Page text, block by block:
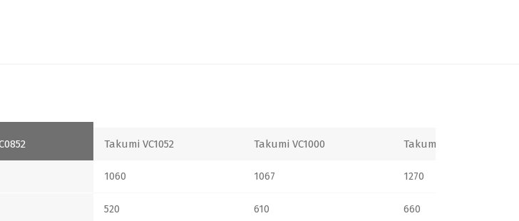
Takumi VC1052 Takumi VC1000 Takumi VC1200
1060 1067 1270
520 610 660